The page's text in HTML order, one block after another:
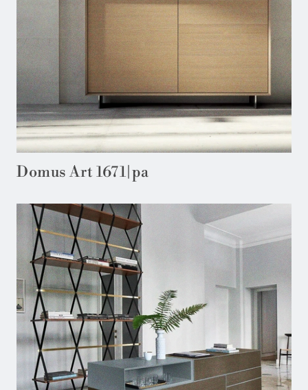
Domus Art 1671|pa